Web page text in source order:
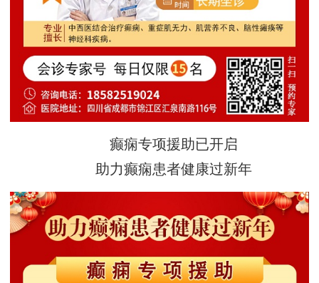
癫痫专项援助已开启
助力癫痫患者健康过新年